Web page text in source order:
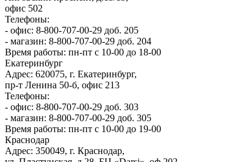
офис 502
Телефоны:
- офис: 8-800-707-00-29 доб. 205
- магазин: 8-800-707-00-29 доб. 204
Время работы: пн-пт с 10-00 до 18-00
Екатеринбург
Адрес: 620075, г. Екатеринбург,
пр-т Ленина 50-б, офис 213
Телефоны:
- офис: 8-800-707-00-29 доб. 303
- магазин: 8-800-707-00-29 доб. 305
Время работы: пн-пт с 10-00 до 19-00
Краснодар
Адрес: 350049, г. Краснодар,